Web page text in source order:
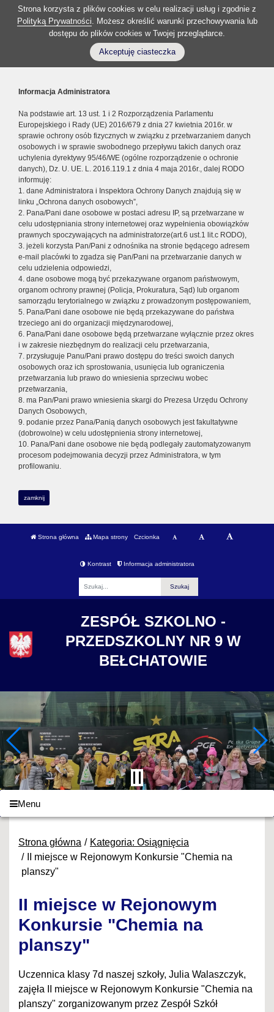
Strona korzysta z plików cookies w celu realizacji usług i zgodnie z
Polityką Prywatności. Możesz określić warunki przechowywania lub
dostępu do plików cookies w Twojej przeglądarce.
Akceptuję ciasteczka
Informacja Administratora
Na podstawie art. 13 ust. 1 i 2 Rozporządzenia Parlamentu
Europejskiego i Rady (UE) 2016/679 z dnia 27 kwietnia 2016r. w
sprawie ochrony osób fizycznych w związku z przetwarzaniem danych
osobowych i w sprawie swobodnego przepływu takich danych oraz
uchylenia dyrektywy 95/46/WE (ogólne rozporządzenie o ochronie
danych), Dz. U. UE. L. 2016.119.1 z dnia 4 maja 2016r., dalej RODO
informuję:
1. dane Administratora i Inspektora Ochrony Danych znajdują się w
linku „Ochrona danych osobowych”,
2. Pana/Pani dane osobowe w postaci adresu IP, są przetwarzane w
celu udostępniania strony internetowej oraz wypełnienia obowiązków
prawnych spoczywających na administratorze(art.6 ust.1 lit.c RODO),
3. jeżeli korzysta Pan/Pani z odnośnika na stronie będącego adresem
e-mail placówki to zgadza się Pan/Pani na przetwarzanie danych w
celu udzielenia odpowiedzi,
4. dane osobowe mogą być przekazywane organom państwowym,
organom ochrony prawnej (Policja, Prokuratura, Sąd) lub organom
samorządu terytorialnego w związku z prowadzonym postępowaniem,
5. Pana/Pani dane osobowe nie będą przekazywane do państwa
trzeciego ani do organizacji międzynarodowej,
6. Pana/Pani dane osobowe będą przetwarzane wyłącznie przez okres
i w zakresie niezbędnym do realizacji celu przetwarzania,
7. przysługuje Panu/Pani prawo dostępu do treści swoich danych
osobowych oraz ich sprostowania, usunięcia lub ograniczenia
przetwarzania lub prawo do wniesienia sprzeciwu wobec
przetwarzania,
8. ma Pan/Pani prawo wniesienia skargi do Prezesa Urzędu Ochrony
Danych Osobowych,
9. podanie przez Pana/Panią danych osobowych jest fakultatywne
(dobrowolne) w celu udostępnienia strony internetowej,
10. Pana/Pani dane osobowe nie będą podlegały zautomatyzowanym
procesom podejmowania decyzji przez Administratora, w tym
profilowaniu.
zamknij
Strona główna Mapa strony Czcionka
Kontrast Informacja administratora
ZESPÓŁ SZKOLNO -
PRZEDSZKOLNY NR 9 W
BEŁCHATOWIE
Menu
Strona główna
Kategoria: Osiągnięcia
II miejsce w Rejonowym Konkursie "Chemia na
planszy"
II miejsce w Rejonowym
Konkursie "Chemia na
planszy"
Uczennica klasy 7d naszej szkoły, Julia Walaszczyk,
zajęła II miejsce w Rejonowym Konkursie "Chemia na
planszy" zorganizowanym przez Zespół Szkół